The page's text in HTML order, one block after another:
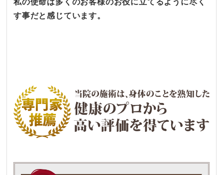
す事だと感じています。